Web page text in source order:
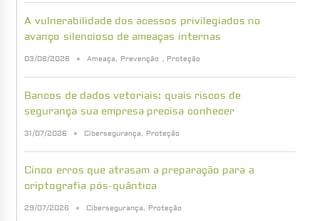
A vulnerabilidade dos acessos privilegiados no
avanço silencioso de ameaças internas
03/08/2026 Ameaça, Prevenção , Proteção
Bancos de dados vetoriais: quais riscos de
segurança sua empresa precisa conhecer
31/07/2026 Cibersegurança, Proteção
Cinco erros que atrasam a preparação para a
criptografia pós-quântica
29/07/2026 Cibersegurança, Proteção